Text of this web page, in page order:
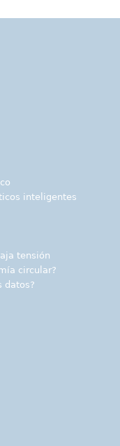
inteligentes
tensión
circular?
datos?